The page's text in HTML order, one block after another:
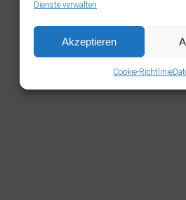
Dienste verwalten
Akzeptieren
Cookie-Richtlinie